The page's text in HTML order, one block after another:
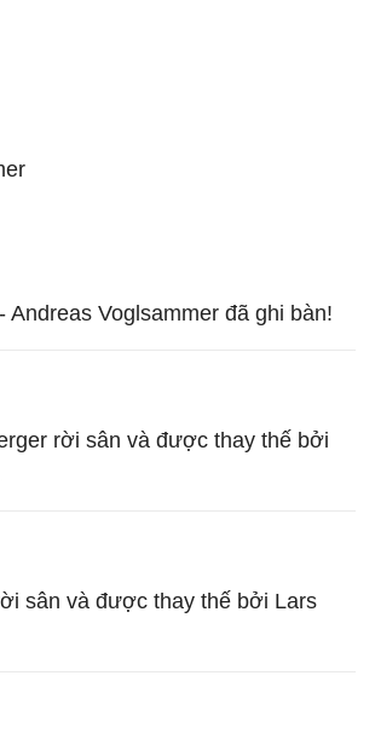
Andreas Voglsammer đã ghi bàn!
rời sân và được thay thế bởi
sân và được thay thế bởi Lars